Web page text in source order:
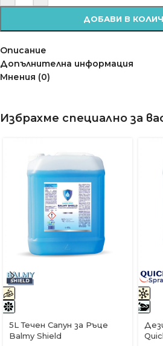
ДОБАВИ В
Описание
Допълнителна информация
Мнения (0)
Избрахме специално за
5L Течен Сапун за Ръце
Balmy Shield